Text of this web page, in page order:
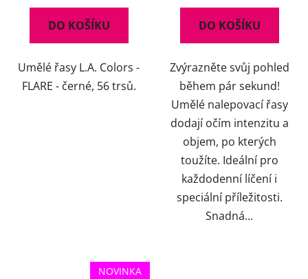
DO KOŠÍKU
Umělé řasy L.A. Colors -
FLARE - černé, 56 trsů.
DO KOŠÍKU
Zvýrazněte svůj pohled
během pár sekund!
Umělé nalepovací řasy
dodají očím intenzitu a
objem, po kterých
toužíte. Ideální pro
každodenní líčení i
speciální příležitosti.
Snadná...
NOVINKA